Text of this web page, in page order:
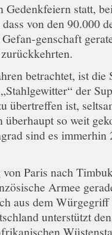
statt,
von den 90.000
genschaft
betrachtet, ist die
der
übertreffen ist,
überhaupt so weit
sind es immerhin
Paris nach
Armee
aus dem Würgegriff
unterstützt